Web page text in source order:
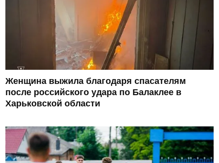
Женщина выжила благодаря спасателям
после российского удара по Балаклее в
Харьковской области